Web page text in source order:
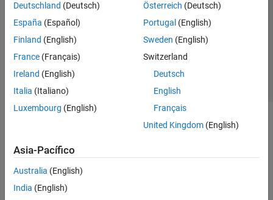
Deutschland (Deutsch)
España (Español)
Finland (English)
France (Français)
Ireland (English)
Italia (Italiano)
Luxembourg (English)
Österreich (Deutsch)
Portugal (English)
Sweden (English)
Switzerland
Deutsch
English
Français
United Kingdom(English)
Asia-Pacífico
Australia (English)
India (English)
Información de contacto
© 1994-2026 The MathWorks, Inc.
Seleccione un país/